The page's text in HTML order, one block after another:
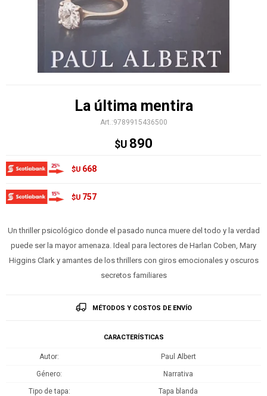
La última mentira
9789915436500
$U 890
$U 668
$U 757
Un thriller psicológico donde el pasado nunca muere del todo y la verdad
puede ser la mayor amenaza. Ideal para lectores de Harlan Coben, Mary
Higgins Clark y amantes de los thrillers con giros emocionales y oscuros
secretos familiares
MÉTODOS Y COSTOS DE ENVÍO
CARACTERÍSTICAS
Autor Paul Albert
Género Narrativa
Tipo de tapa Tapa blanda